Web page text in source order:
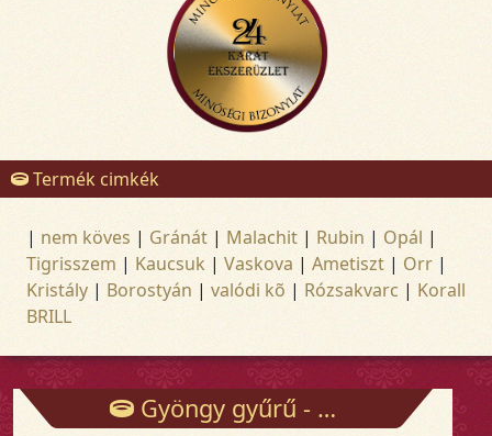
Termék cimkék
| nem köves | Gránát | Malachit | Rubin | Opál |
Tigrisszem | Kaucsuk | Vaskova | Ametiszt | Orr |
Kristály | Borostyán | valódi kõ | Rózsakvarc | Korall
BRILL
Gyöngy gyűrű - Gyűrűk - Arany és ezüst ékszerek